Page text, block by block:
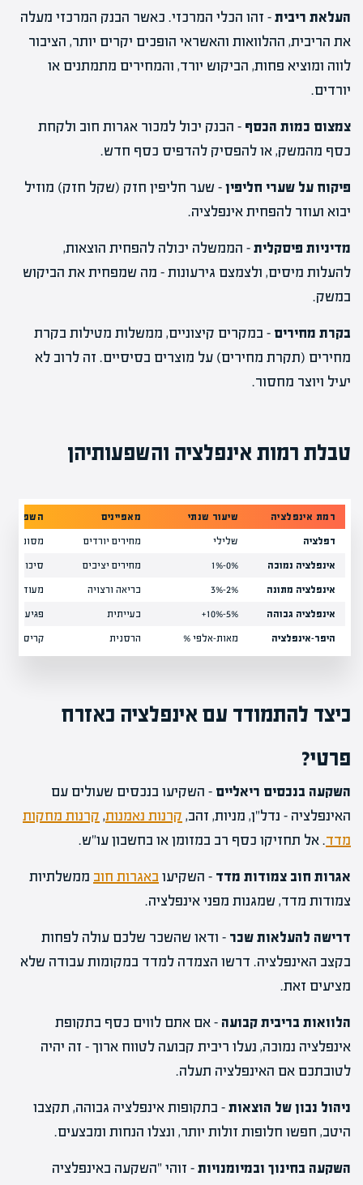
העלאת ריבית– זהו הכלי המרכזי. כאשר הבנק המרכזי מעלה
את הריבית, ההלוואות והאשראי הופכים יקרים יותר, הציבור
לווה ומוציא פחות, הביקוש יורד, והמחירים מתמתנים או
יורדים.
צמצום כמות הכסף – הבנק יכול למכור אגרות חוב ולקחת
כסף מהמשק, או להפסיק להדפיס כסף חדש.
פיקוח על שערי חליפין– שער חליפין חזק (שקל חזק) מוזיל
יבוא ועוזר להפחית אינפלציה.
מדיניות פיסקלית– הממשלה יכולה להפחית הוצאות,
להעלות מיסים, ולצמצם גירעונות – מה שמפחית את הביקוש
במשק.
בקרת מחירים – במקרים קיצוניים, ממשלות מטילות בקרת
מחירים (תקרת מחירים) על מוצרים בסיסיים. זה לרוב לא
יעיל ויוצר מחסור.
טבלת רמות אינפלציה והשפעותיהן
רמת אינפלציה שיעור שנתי מאפיינים השפעה
דפלציה שלילי מחירים יורדים מסוכנת –
אינפלציה נמוכה 0%-1% מחירים יציבים סיכון
אינפלציה מתונה 2%-3% בריאה ורצויה מעודדת
אינפלציה גבוהה 5%-10%+ בעייתית פגיעה
היפר-אינפלציה מאות-אלפי % הרסנית קריסה
כיצד להתמודד עם אינפלציה כאזרח
פרטי?
השקעה בנכסים ריאליים – השקיעו בנכסים שעולים עם
האינפלציה – נדל"ן, מניות, זהב, קרנות נאמנות, קרנות מחקות
מדד. אל תחזיקו כסף רב במזומן או בחשבון עו"ש.
אגרות חוב צמודות מדד – השקיעו באגרות חוב ממשלתיות
צמודות מדד, שמגנות מפני אינפלציה.
דרישה להעלאות שכר – ודאו שהשכר שלכם עולה לפחות
בקצב האינפלציה. דרשו הצמדה למדד במקומות עבודה שלא
מציעים זאת.
הלוואות בריבית קבועה – אם אתם לווים כסף בתקופת
אינפלציה נמוכה, נעלו ריבית קבועה לטווח ארוך – זה יהיה
לטובתכם אם האינפלציה תעלה.
ניהול נבון של הוצאות– בתקופות אינפלציה גבוהה, תקצבו
היטב, חפשו חלופות זולות יותר, ונצלו הנחות ומבצעים.
השקעה בחינוך ובמיומנויות– זוהי "השקעה באינפלציה